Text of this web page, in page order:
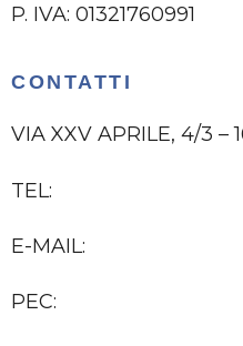
P. IVA: 01321760991
CONTATTI
VIA XXV APRILE, 4/3 –
TEL:
E-MAIL:
PEC: